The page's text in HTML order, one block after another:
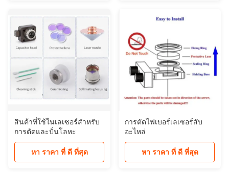
สินค้าที่ใช้ในเลเซอร์สําหรับ
การตัดและปั่นโลหะ
หา ราคา ที่ ดี ที่สุด
การตัดไฟเบอร์เลเซอร์สับ
อะไหล่
หา ราคา ที่ ดี ที่สุด